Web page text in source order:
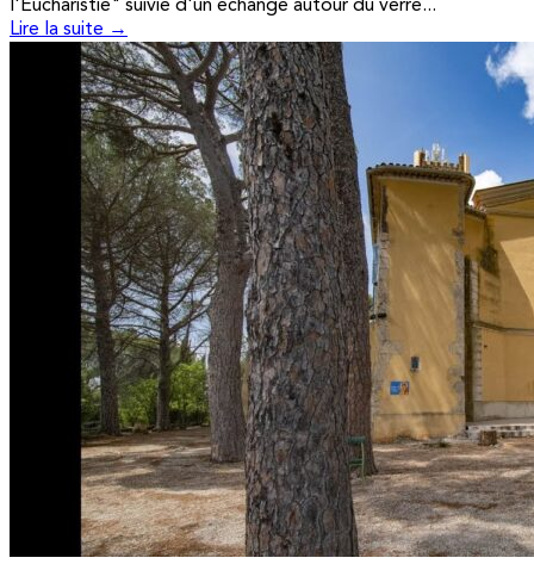
l'Eucharistie" suivie d'un échange autour du verre...
Lire la suite →